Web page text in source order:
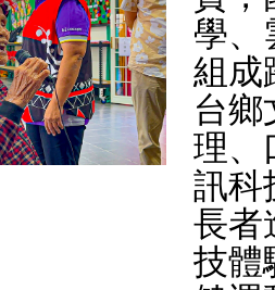
學、
組成
台鄉
理、
訊科
長者
技體